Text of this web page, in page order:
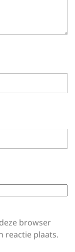
browser
reactie plaats.